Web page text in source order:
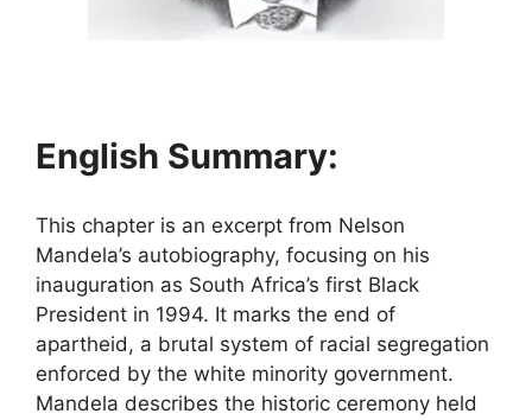
English Summary:
This chapter is an excerpt from Nelson
Mandela’s autobiography, focusing on his
inauguration as South Africa’s first Black
President in 1994. It marks the end of
apartheid, a brutal system of racial segregation
enforced by the white minority government.
Mandela describes the historic ceremony held